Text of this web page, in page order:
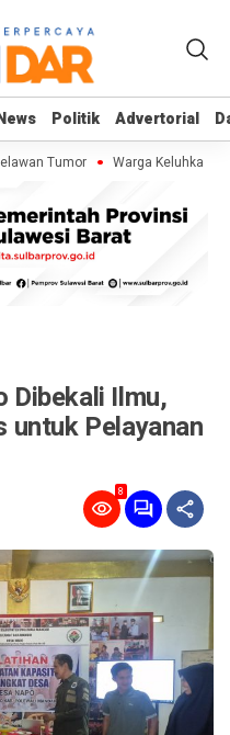
Politik Advertorial
Politik Advertorial
Tumor Warga Keluhkan
Dibekali Ilmu,
Pelayanan
8